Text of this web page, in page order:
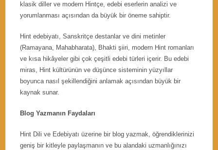
klasik diller ve modern Hintçe, edebi eserlerin analizi ve
yorumlanması açısından da büyük bir öneme sahiptir.
Hint edebiyatı, Sanskritçe destanlar ve dini metinler
(Ramayana, Mahabharata), Bhakti şiiri, modern Hint romanları
ve kısa hikâyeler gibi çok çeşitli edebi türleri içerir. Bu edebi
miras, Hint kültürünün ve düşünce sisteminin yüzyıllar
boyunca nasıl şekillendiğini anlamak açısından büyük bir
kaynak sunar.
Blog Yazmanın Faydaları
Hint Dili ve Edebiyatı üzerine bir blog yazmak, öğrendiklerinizi
geniş bir kitleyle paylaşmanın ve bu alandaki uzmanlığınızı